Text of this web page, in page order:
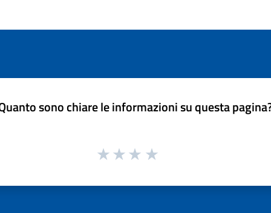
sono chiare le informazioni su questa